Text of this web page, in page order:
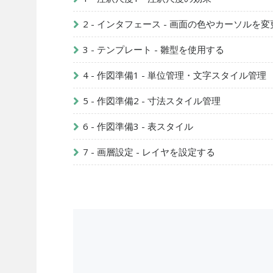
2 - インタフェース - 画面の色やカーソルを変
3 - テンプレート - 雛型を使用する
4 - 作図準備1 - 単位管理・文字スタイル管理
5 - 作図準備2 - 寸法スタイル管理
6 - 作図準備3 - 表スタイル
7 - 画層設定 - レイヤを設定する